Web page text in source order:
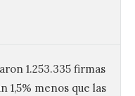
1.253.335 firmas
1,5% menos que las